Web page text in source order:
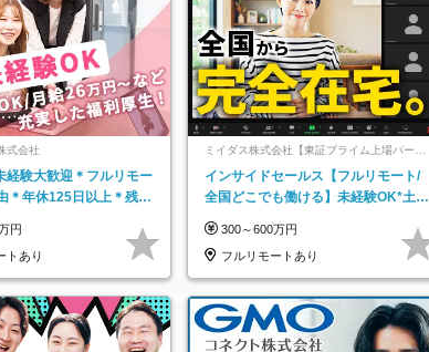
式会社
経験大歓迎＊フルリモー
＊年休125日以上＊残業
円
トあり
ミイダス株式会社【東証プライム上場パーソ
インサイドセールス【フルリモート/
全国どこでも働ける】未経験OK*土日
300～600万円
フルリモートあり